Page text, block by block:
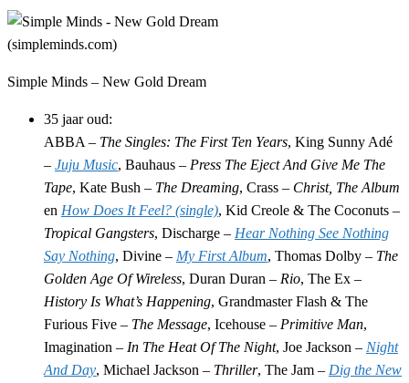
Simple Minds – New Gold Dream
35 jaar oud:
ABBA – The Singles: The First Ten Years, King Sunny Adé
– Juju Music, Bauhaus – Press The Eject And Give Me The
Tape, Kate Bush – The Dreaming, Crass – Christ, The Album
en How Does It Feel? (single), Kid Creole & The Coconuts –
Tropical Gangsters, Discharge – Hear Nothing See Nothing
Say Nothing, Divine – My First Album, Thomas Dolby – The
Golden Age Of Wireless, Duran Duran – Rio, The Ex –
History Is What’s Happening, Grandmaster Flash & The
Furious Five – The Message, Icehouse – Primitive Man,
Imagination – In The Heat Of The Night, Joe Jackson – Night
And Day, Michael Jackson – Thriller, The Jam – Dig the New